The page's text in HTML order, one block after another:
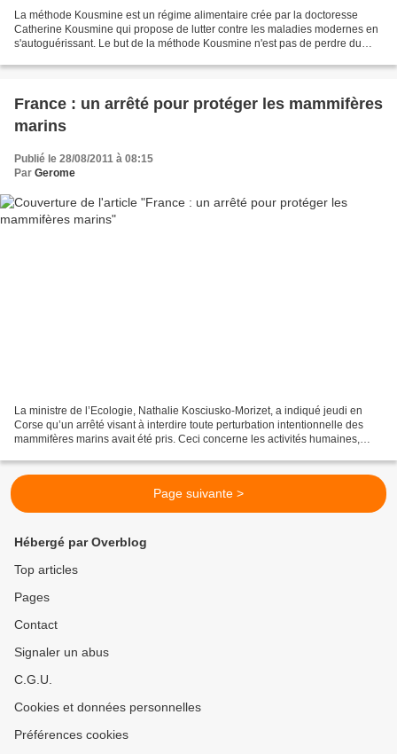
La méthode Kousmine est un régime alimentaire crée par la doctoresse
Catherine Kousmine qui propose de lutter contre les maladies modernes en
s'autoguérissant. Le but de la méthode Kousmine n'est pas de perdre du
France : un arrêté pour protéger les mammifères
marins
Publié le 28/08/2011 à 08:15
Par Gerome
La ministre de l’Ecologie, Nathalie Kosciusko-Morizet, a indiqué jeudi en
Corse qu’un arrêté visant à interdire toute perturbation intentionnelle des
mammifères marins avait été pris. Ceci concerne les activités humaines,
Page suivante >
Hébergé par Overblog
Top articles
Pages
Contact
Signaler un abus
C.G.U.
Cookies et données personnelles
Préférences cookies